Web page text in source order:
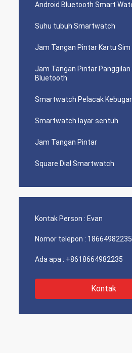
Android Bluetooth Smart
Suhu tubuh Smartwatch
Jam Tangan Pintar Kartu Sim
Jam Tangan Pintar Panggilan
Bluetooth
Smartwatch Pelacak
Smartwatch layar sentuh
Jam Tangan Pintar
Square Dial Smartwatch
Kontak Person : Evan
Nomor telepon : 18664982235
Ada apa : +8618664982235
Kontak